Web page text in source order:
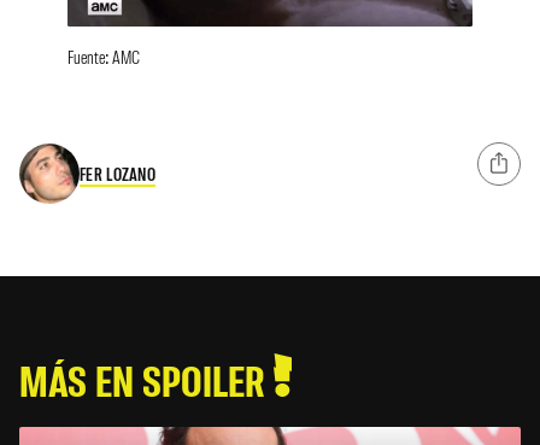
Fuente: AMC
FER LOZANO
MÁS EN SPOILER